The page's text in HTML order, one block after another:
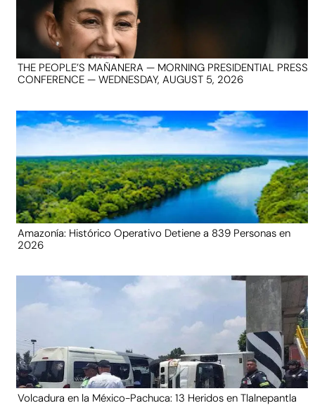
THE PEOPLE’S MAÑANERA — MORNING PRESIDENTIAL PRESS
CONFERENCE — WEDNESDAY, AUGUST 5, 2026
Amazonía: Histórico Operativo Detiene a 839 Personas en
2026
Volcadura en la México-Pachuca: 13 Heridos en Tlalnepantla